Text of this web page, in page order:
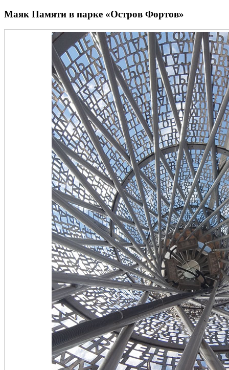
Маяк Памяти в парке «Остров Фортов»